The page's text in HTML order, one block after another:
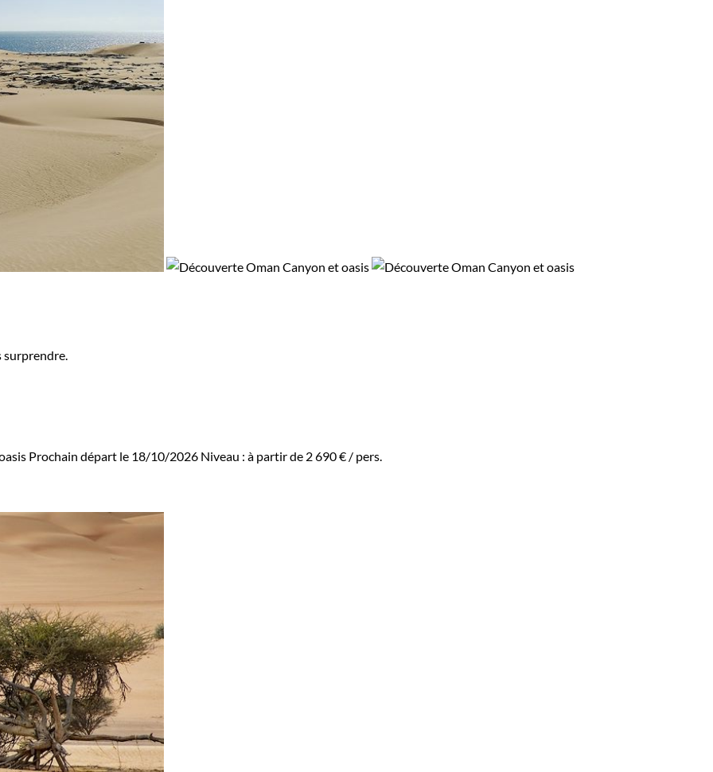
surprendre.
Prochain départ le 18/10/2026 Niveau : à partir de 2 690 € / pers.